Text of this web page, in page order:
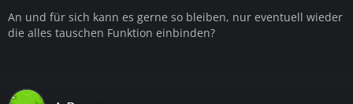
An und für sich kann es gerne so bleiben, nur eventuell wieder
die alles tauschen Funktion einbinden?